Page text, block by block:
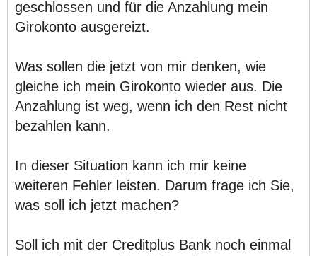
geschlossen und für die Anzahlung mein
Girokonto ausgereizt.
Was sollen die jetzt von mir denken, wie
gleiche ich mein Girokonto wieder aus. Die
Anzahlung ist weg, wenn ich den Rest nicht
bezahlen kann.
In dieser Situation kann ich mir keine
weiteren Fehler leisten. Darum frage ich Sie,
was soll ich jetzt machen?
Soll ich mit der Creditplus Bank noch einmal